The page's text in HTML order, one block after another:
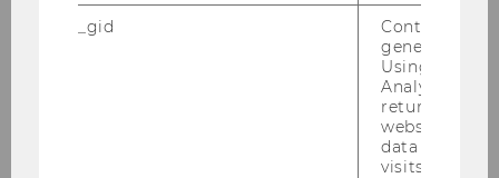
_gid
Contains a
generated
Using this
Analytics can
returning
website and
data from
visits.